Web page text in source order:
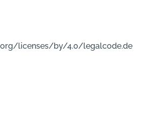
licenses/by/4.0/legalcode.de